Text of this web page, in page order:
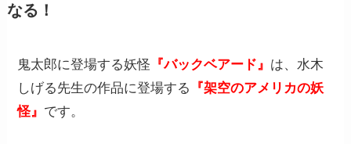
なる！
鬼太郎に登場する妖怪 『バックベアード』 は、水木
しげる先生の作品に登場する
『架空のアメリカの妖
怪』 です。